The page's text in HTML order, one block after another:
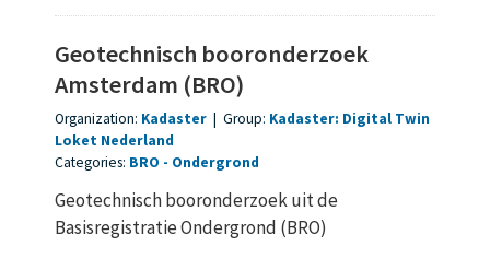
Geotechnisch booronderzoek
Amsterdam (BRO)
Organization: Kadaster | Group: Kadaster: Digital Twin
Loket Nederland
Categories: BRO Ondergrond
Geotechnisch booronderzoek uit de
Basisregistratie Ondergrond (BRO)